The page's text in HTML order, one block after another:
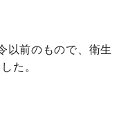
以前のもので、衛生
た。